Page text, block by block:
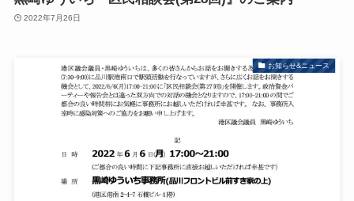
2022年7月26日
お知らせ&ニュース